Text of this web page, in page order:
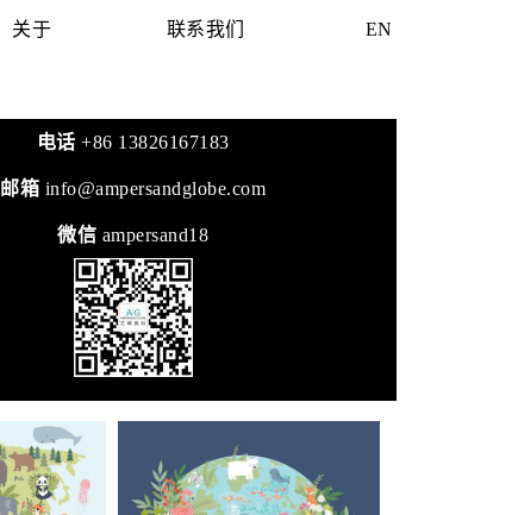
关于 联系我们 EN
电话+86 13826167183
邮箱 info@ampersandglobe.com
微信 ampersand18